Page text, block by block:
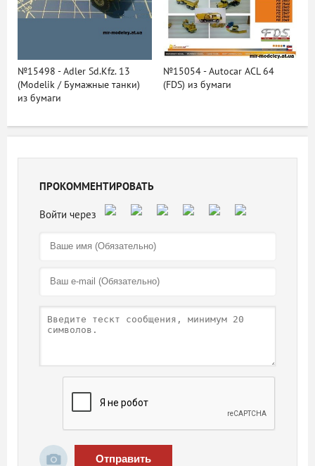
№15498 - Adler Sd.Kfz. 13
(Modelik / Бумажные танки)
из бумаги
№15054 - Autocar ACL 64
(FDS) из бумаги
ПРОКОММЕНТИРОВАТЬ
Отправить